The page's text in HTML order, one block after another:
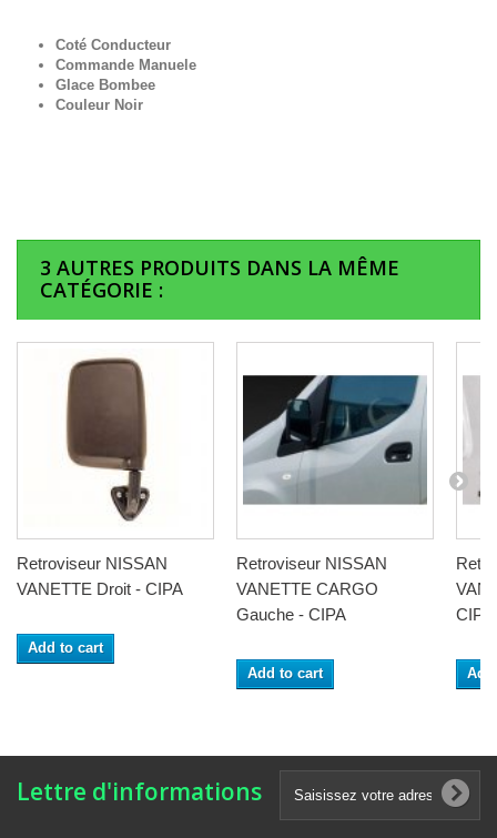
Coté Conducteur
Commande Manuele
Glace Bombee
Couleur Noir
3 AUTRES PRODUITS DANS LA MÊME
CATÉGORIE :
Retroviseur NISSAN
VANETTE Droit - CIPA
Add to cart
Retroviseur NISSAN
VANETTE CARGO
Gauche - CIPA
Add to cart
CIPA
Lettre d'informations